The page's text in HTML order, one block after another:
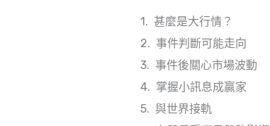
甚麼是大行情？
事件判斷可能走向
事件後關心市場波動
掌握小訊息成贏家
與世界接軌